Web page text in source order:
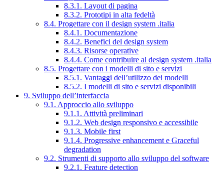
8.3.1. Layout di pagina
8.3.2. Prototipi in alta fedeltà
8.4. Progettare con il design system .italia
8.4.1. Documentazione
8.4.2. Benefici del design system
8.4.3. Risorse operative
8.4.4. Come contribuire al design system .italia
8.5. Progettare con i modelli di sito e servizi
8.5.1. Vantaggi dell’utilizzo dei modelli
8.5.2. I modelli di sito e servizi disponibili
9. Sviluppo dell’interfaccia
9.1. Approccio allo sviluppo
9.1.1. Attività preliminari
9.1.2. Web design responsivo e accessibile
9.1.3. Mobile first
9.1.4. Progressive enhancement e Graceful
degradation
9.2. Strumenti di supporto allo sviluppo del software
9.2.1. Feature detection